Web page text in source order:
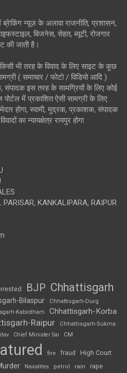
ब्रेकिंग न्यूज़ के अलावा राजनीति, प्रशासन,
बिजनेस, सेहत, ब्यूटी, रोजगार
की जाती है।
भी तरह के विवाद के लिए साइट के कुछ
( समाचार / फोटो / विडियो आदि )
संपादक इस तरह के सामग्रियों के लिए कोई
पोर्टल में प्रकाशित ऐसी सामग्री के लिए
होगा, स्वामी, मुद्रक, प्रकाशक, संपादक
का न्यायक्षेत्र रायपुर होगा
KANKALIPARA, RAIPUR
BJP Chhattisgarh
Bilaspur Chhattisgarh-Durg
Kabirdham Chhattisgarh-Korba
Raipur
Chhattisgarh-Sukma
Chief Minister Sai CM
fire fraud High Court
Naxalites petrol rain rape